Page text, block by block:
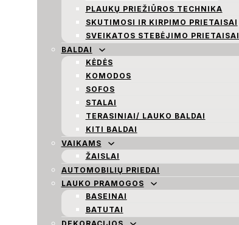
PLAUKŲ PRIEŽIŪROS TECHNIKA
SKUTIMOSI IR KIRPIMO PRIETAISAI
SVEIKATOS STEBĖJIMO PRIETAISAI
BALDAI
KĖDĖS
KOMODOS
SOFOS
STALAI
TERASINIAI/ LAUKO BALDAI
KITI BALDAI
VAIKAMS
ŽAISLAI
AUTOMOBILIŲ PRIEDAI
LAUKO PRAMOGOS
BASEINAI
BATUTAI